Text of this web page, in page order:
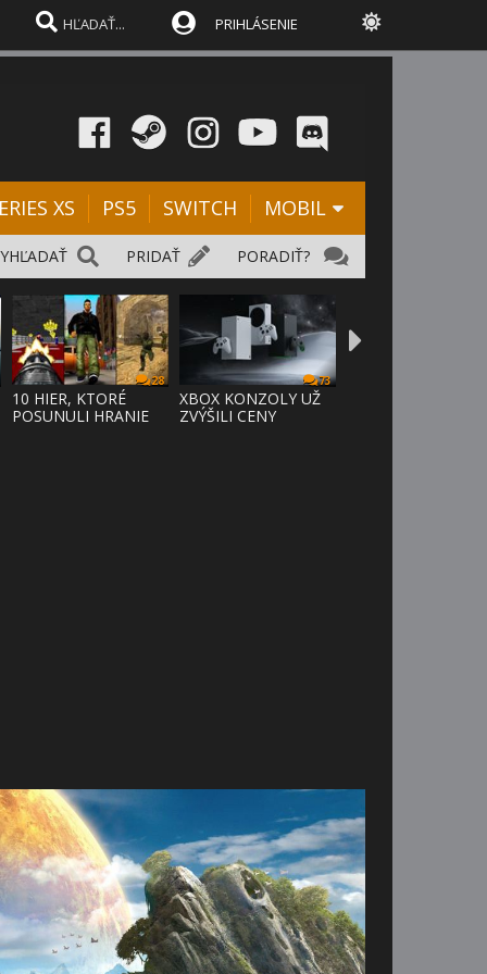
PRIHLÁSENIE
XS PS5 SWITCH MOBIL
PORADIŤ?
PRIDAŤ
28
10 HIER, KTORÉ
POSUNULI HRANIE
73
XBOX KONZOLY UŽ
ZVÝŠILI CENY